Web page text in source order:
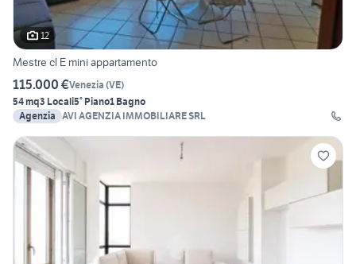
12
Mestre cl E mini appartamento
115.000 €Venezia (VE)
54 mq3 Locali5° Piano1 Bagno
Agenzia AVI AGENZIA IMMOBILIARE SRL